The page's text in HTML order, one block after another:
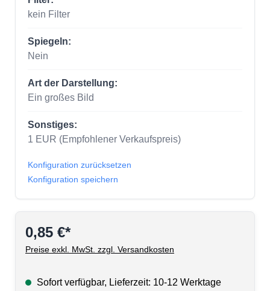
kein Filter
Spiegeln:
Nein
Art der Darstellung:
Ein großes Bild
Sonstiges:
1 EUR (Empfohlener Verkaufspreis)
Konfiguration zurücksetzen
Konfiguration speichern
0,85 €*
Preise exkl. MwSt. zzgl. Versandkosten
Sofort verfügbar, Lieferzeit: 10-12 Werktage